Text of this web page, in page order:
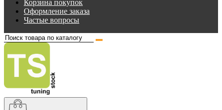
Корзина покупок
Оформление заказа
Частые вопросы